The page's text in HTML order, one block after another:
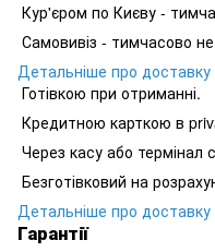
Кур'єром по Києву -
Самовивіз - тимчасово
Детальніше про доставку
Готівкою при отриманні.
Кредитною карткою в
Через касу або термінал
Безготівковий на
Детальніше про доставку
Гарантії